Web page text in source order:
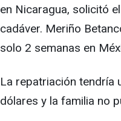
en Nicaragua, solicitó
cadáver. Meriño
solo 2 semanas en
La repatriación tendría
dólares y la familia no